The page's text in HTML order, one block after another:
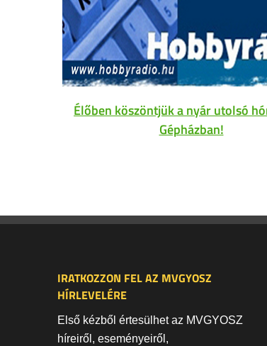
Élőben köszöntjük a nyár utolsó
Gépházban!
IRATKOZZON FEL AZ MVGYOSZ
HÍRLEVELÉRE
Első kézből értesülhet az MVGYOSZ
híreiről, eseményeiről,